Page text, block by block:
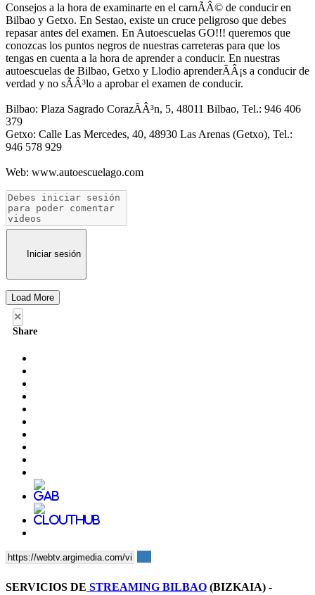
Consejos a la hora de examinarte en el carnÃÂ© de conducir en
Bilbao y Getxo. En Sestao, existe un cruce peligroso que debes
repasar antes del examen. En Autoescuelas GO!!! queremos que
conozcas los puntos negros de nuestras carreteras para que los
tengas en cuenta a la hora de aprender a conducir. En nuestras
autoescuelas de Bilbao, Getxo y Llodio aprenderÃÂ¡s a conducir de
verdad y no sÃÂ³lo a aprobar el examen de conducir.
Bilbao: Plaza Sagrado CorazÃÂ³n, 5, 48011 Bilbao, Tel.: 946 406
379
Getxo: Calle Las Mercedes, 40, 48930 Las Arenas (Getxo), Tel.:
946 578 929
Web: www.autoescuelago.com
Iniciar sesión
Load More
SERVICIOS DE STREAMING BILBAO (BIZKAIA) -
×
Share